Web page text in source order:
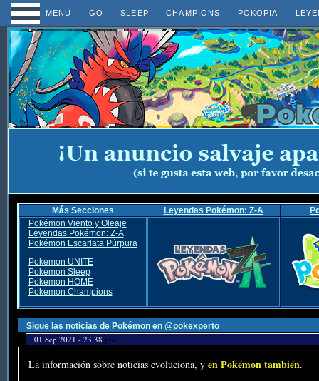
MENÚ GO SLEEP CHAMPIONS POKOPIA
Más Secciones Leyendas Pokémon: Z-A
Pokémon Viento y Oleaje
Leyendas Pokémon: Z-A
Pokémon Escarlata Púrpura
Pokémon UNITE
Pokémon Sleep
Pokémon HOME
Pokémon Champions
Sigue las noticias de Pokémon en @pokexperto
01 Sep 2021 - 23:38 por
La información sobre noticias evoluciona, y en Pokémon también.